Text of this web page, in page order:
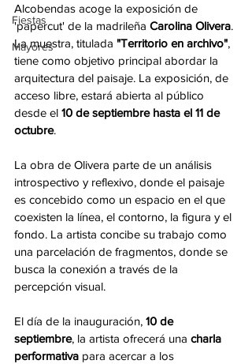
Fiestas
Mayores
Alcobendas acoge la exposición de
'papercut' de la madrileña Carolina Olivera.
La muestra, titulada "Territorio en archivo",
tiene como objetivo principal abordar la
arquitectura del paisaje. La exposición, de
acceso libre, estará abierta al público
desde el 10 de septiembre hasta el 11 de
octubre.
La obra de Olivera parte de un análisis
introspectivo y reflexivo, donde el paisaje
es concebido como un espacio en el que
coexisten la línea, el contorno, la figura y el
fondo. La artista concibe su trabajo como
una parcelación de fragmentos, donde se
busca la conexión a través de la
percepción visual.
El día de la inauguración, 10 de
septiembre, la artista ofrecerá una charla
performativa para acercar a los